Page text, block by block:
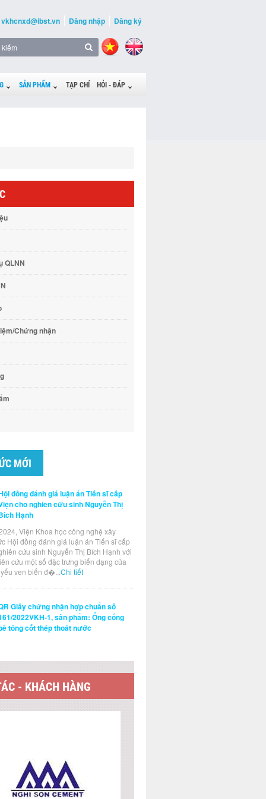
vkhcnxd@ibst.vn Đăng nhập Đăng ký
SẢN PHẨM TẠP CHÍ HỎI - ĐÁP
QLNN
Chứng nhận
MỚI
đồng đánh giá luận án Tiến sĩ cấp
cho nghiên cứu sinh Nguyễn Thị
Hạnh
Viện Khoa học công nghệ xây
Hội đồng đánh giá luận án Tiến sĩ cấp
cứu sinh Nguyễn Thị Bích Hạnh với
cứu một số đặc trưng biến dạng của
ven biển đ�...Chi tiết
Giấy chứng nhận hợp chuẩn số
2022VKH-1, sản phẩm: Ống cống
tông cốt thép thoát nước
- KHÁCH HÀNG